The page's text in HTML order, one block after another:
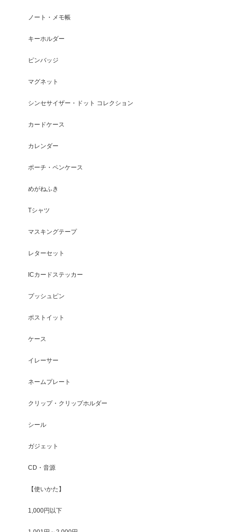
ノート・メモ帳
キーホルダー
ピンバッジ
マグネット
シンセサイザー・ドット コレクション
カードケース
カレンダー
ポーチ・ペンケース
めがねふき
Tシャツ
マスキングテープ
レターセット
ICカードステッカー
プッシュピン
ポストイット
ケース
イレーサー
ネームプレート
クリップ・クリップホルダー
シール
ガジェット
CD・音源
【使いかた】
1,000円以下